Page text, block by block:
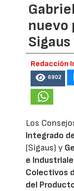
nuevo
Redacción
6902
Los
Integrado
(Sigaus) y
e
Colectivos
del